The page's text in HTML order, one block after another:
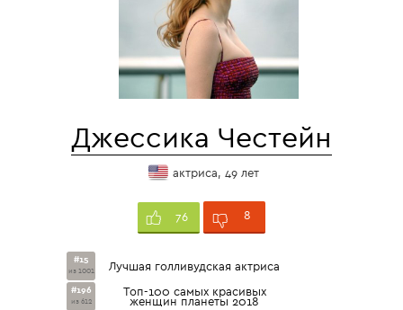
Джессика Честейн
актриса, 49 лет
76 8
#15
из 1001 Лучшая голливудская актриса
#196
из 612
Топ-100 самых красивых
женщин планеты 2018